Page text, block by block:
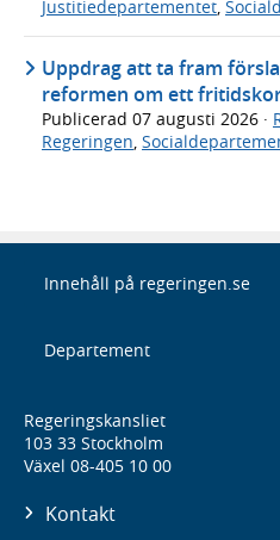
Justitiedepartementet
Uppdrag att ta fram
reformen om ett
Publicerad 07 augusti 2026 ·
Regeringen,
Innehåll på regeringen.se
Departement
Regeringskansliet
103 33 Stockholm
Växel 08-405 10 00
Kontakt